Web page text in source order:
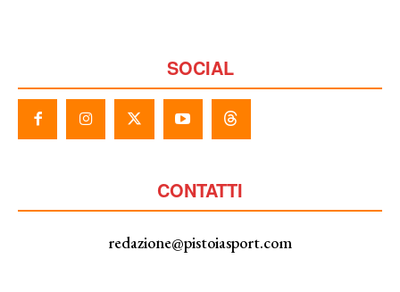
SOCIAL
CONTATTI
redazione@pistoiasport.com